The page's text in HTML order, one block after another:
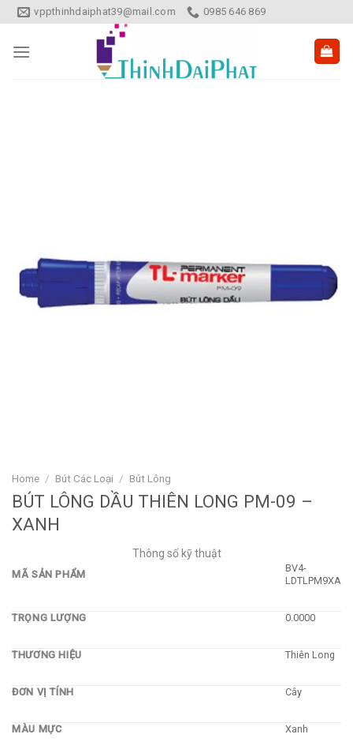
Skip
to
content
vppthinhdaiphat39@mail.com 0985 646 869
Home / Bút Các Loại / Bút Lông
BÚT LÔNG DẦU THIÊN LONG PM-09 –
XANH
Thông số kỹ thuật
MÃ SẢN PHẨM
BV4-
LDTLPM9XA
TRỌNG LƯỢNG 0.0000
THƯƠNG HIỆU Thiên Long
ĐƠN VỊ TÍNH Cây
MÀU MỰC Xanh